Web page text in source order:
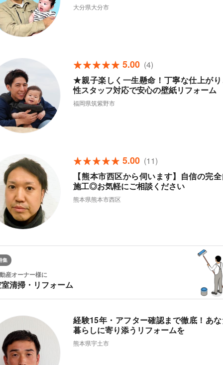
大分県大分市
5.00 (4)
★親子楽しく一生懸命！丁寧な仕上が
性スタッフ対応で安心の壁紙リフォーム
福岡県筑紫野市
5.00 (11)
【熊本市西区から伺います】自信の完
施工◎お気軽にご相談ください
熊本県熊本市西区
集
産オーナー様に
清掃・リフォーム
経験15年・アフター確認まで徹底！あ
暮らしに寄り添うリフォームを
熊本県宇土市